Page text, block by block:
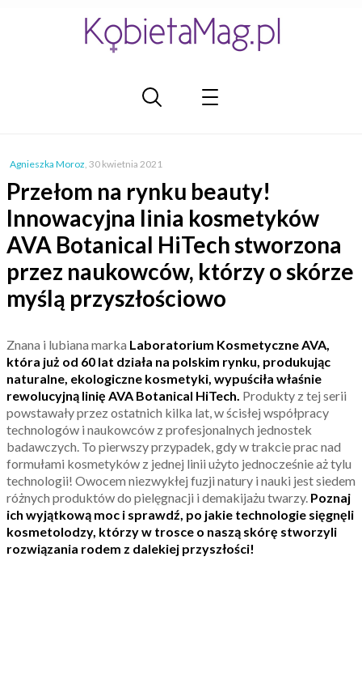
Agnieszka Moroz, 30 kwietnia 2021
Przełom na rynku beauty!
Innowacyjna linia kosmetyków
AVA Botanical HiTech stworzona
przez naukowców, którzy o skórze
myślą przyszłościowo
Znana i lubiana marka Laboratorium Kosmetyczne AVA,
która już od 60 lat działa na polskim rynku, produkując
naturalne, ekologiczne kosmetyki, wypuściła właśnie
rewolucyjną linię AVA Botanical HiTech. Produkty z tej serii
powstawały przez ostatnich kilka lat, w ścisłej współpracy
technologów i naukowców z profesjonalnych jednostek
badawczych. To pierwszy przypadek, gdy w trakcie prac nad
formułami kosmetyków z jednej linii użyto jednocześnie aż tylu
technologii! Owocem niezwykłej fuzji natury i nauki jest siedem
różnych produktów do pielęgnacji i demakijażu twarzy. Poznaj
ich wyjątkową moc i sprawdź, po jakie technologie sięgnęli
kosmetolodzy, którzy w trosce o naszą skórę stworzyli
rozwiązania rodem z dalekiej przyszłości!